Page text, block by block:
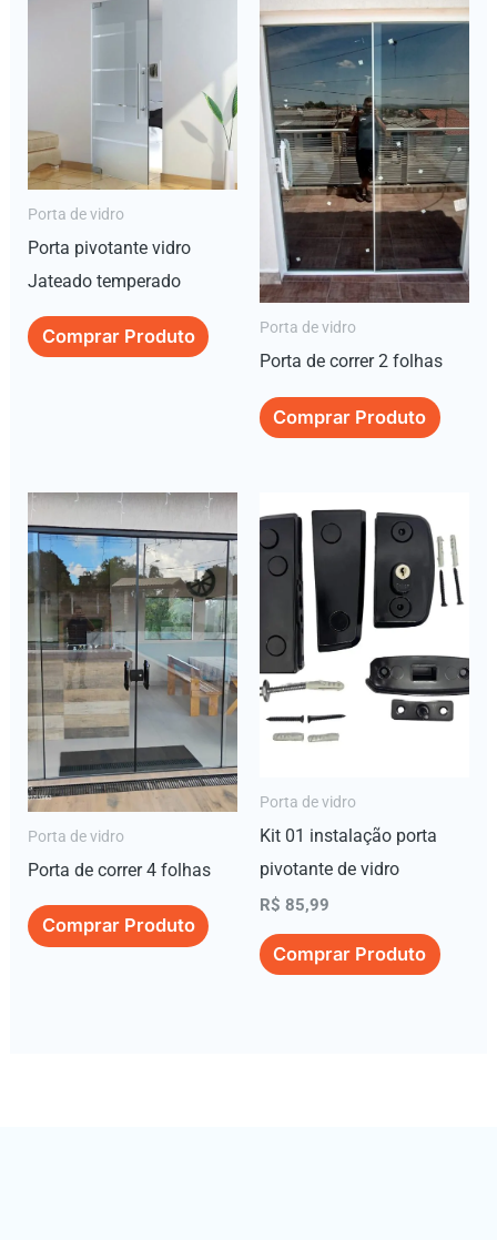
Porta de vidro
Porta pivotante vidro
Jateado temperado
Comprar Produto Porta de vidro
Porta de correr 2 folhas
Comprar Produto
Porta de vidro
Porta de correr 4 folhas
Comprar Produto
Porta de vidro
Kit 01 instalação porta
pivotante de vidro
R$ 85,99
Comprar Produto